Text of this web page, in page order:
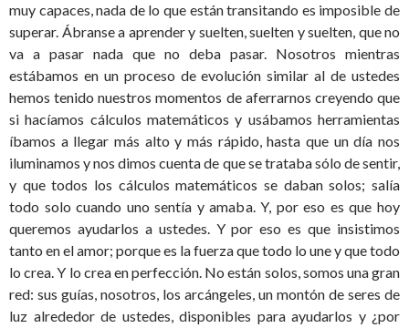
muy capaces, nada de lo que están transitando es imposible de
superar. Ábranse a aprender y suelten, suelten y suelten, que no
va a pasar nada que no deba pasar. Nosotros mientras
estábamos en un proceso de evolución similar al de ustedes
hemos tenido nuestros momentos de aferrarnos creyendo que
si hacíamos cálculos matemáticos y usábamos herramientas
íbamos a llegar más alto y más rápido, hasta que un día nos
iluminamos y nos dimos cuenta de que se trataba sólo de sentir,
y que todos los cálculos matemáticos se daban solos; salía
todo solo cuando uno sentía y amaba. Y, por eso es que hoy
queremos ayudarlos a ustedes. Y por eso es que insistimos
tanto en el amor; porque es la fuerza que todo lo une y que todo
lo crea. Y lo crea en perfección. No están solos, somos una gran
red: sus guías, nosotros, los arcángeles, un montón de seres de
luz alrededor de ustedes, disponibles para ayudarlos y ¿por